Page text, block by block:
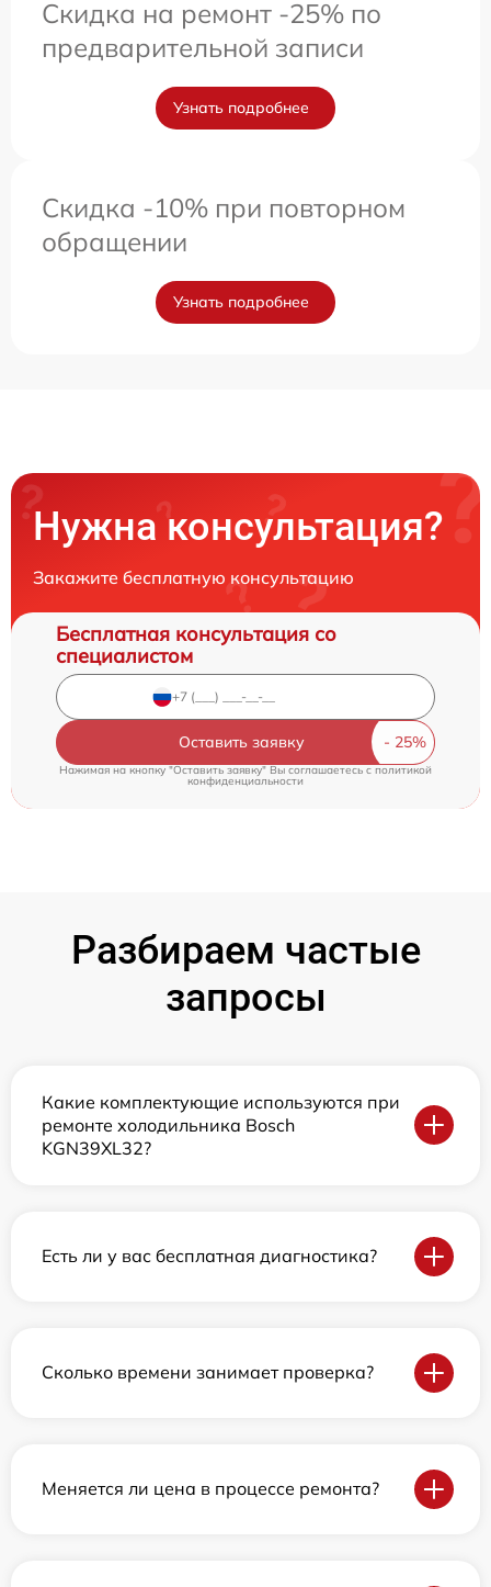
Скидка на ремонт -25% по
предварительной записи
Узнать подробнее
Скидка -10% при повторном
обращении
Узнать подробнее
Нужна консультация?
Закажите бесплатную консультацию
Бесплатная консультация со
специалистом
Оставить заявку
Нажимая на кнопку "Оставить заявку" Вы соглашаетесь cполитикой
конфиденциальности
Разбираем частые
запросы
Какие комплектующие используются при
ремонте холодильника Bosch
KGN39XL32?
Есть ли у вас бесплатная диагностика?
Сколько времени занимает проверка?
Меняется ли цена в процессе ремонта?